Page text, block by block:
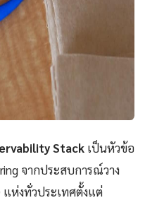
Stack เป็นหัวข้อ
จากประสบการณ์วาง
แห่งทั่วประเทศตั้งแต่